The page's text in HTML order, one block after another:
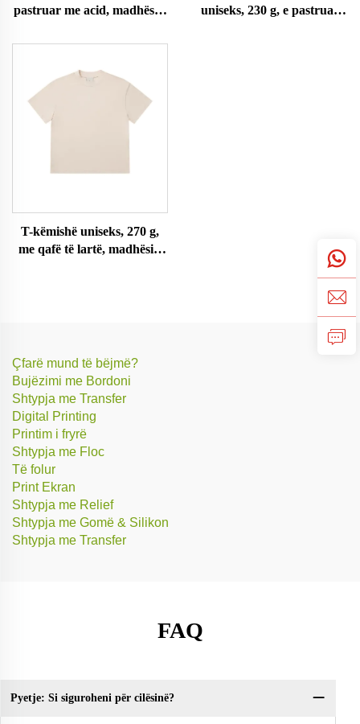
pastruar me acid, madhësi e
uniseks, 230 g, e pastruar
T-këmishë uniseks, 270 g,
me qafë të lartë, madhësi e
Çfarë mund të bëjmë?
Bujëzimi me Bordoni
Shtypja me Transfer
Digital Printing
Printim i fryrë
Shtypja me Floc
Të folur
Print Ekran
Shtypja me Relief
Shtypja me Gomë & Silikon
Shtypja me Transfer
FAQ
Pyetje: Si siguroheni për cilësinë?